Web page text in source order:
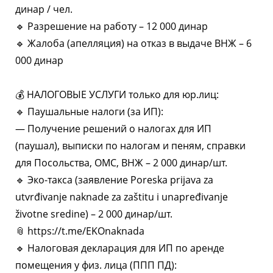
динар / чел.
🔹 Разрешение на работу – 12 000 динар
🔹 Жалоба (апелляция) на отказ в выдаче ВНЖ – 6
000 динар
💰 НАЛОГОВЫЕ УСЛУГИ только для юр.лиц:
🔹 Паушальные налоги (за ИП):
— Получение решений о налогах для ИП
(паушал), выписки по налогам и пеням, справки
для Посольства, ОМС, ВНЖ – 2 000 динар/шт.
🔹 Эко-такса (заявление Poreska prijava za
utvrđivanje naknade za zaštitu i unapređivanje
životne sredine) – 2 000 динар/шт.
📎 https://t.me/EKOnaknada
🔹 Налоговая декларация для ИП по аренде
помещения у физ. лица (ППП ПД):